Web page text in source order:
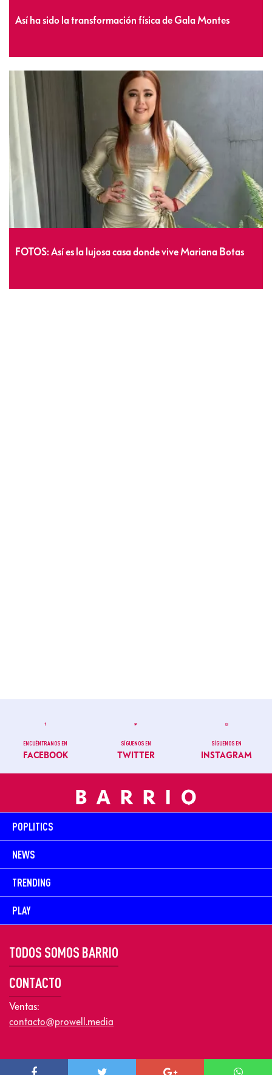
Así ha sido la transformación física de Gala Montes
FOTOS: Así es la lujosa casa donde vive Mariana Botas
ENCUÉNTRANOS EN
FACEBOOK
SÍGUENOS EN
TWITTER
SÍGUENOS EN
INSTAGRAM
POPLITICS
NEWS
TRENDING
PLAY
TODOS SOMOS BARRIO
CONTACTO
Ventas:
contacto@prowell.media